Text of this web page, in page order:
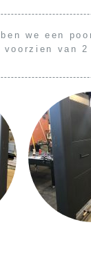
we een
voorzien van